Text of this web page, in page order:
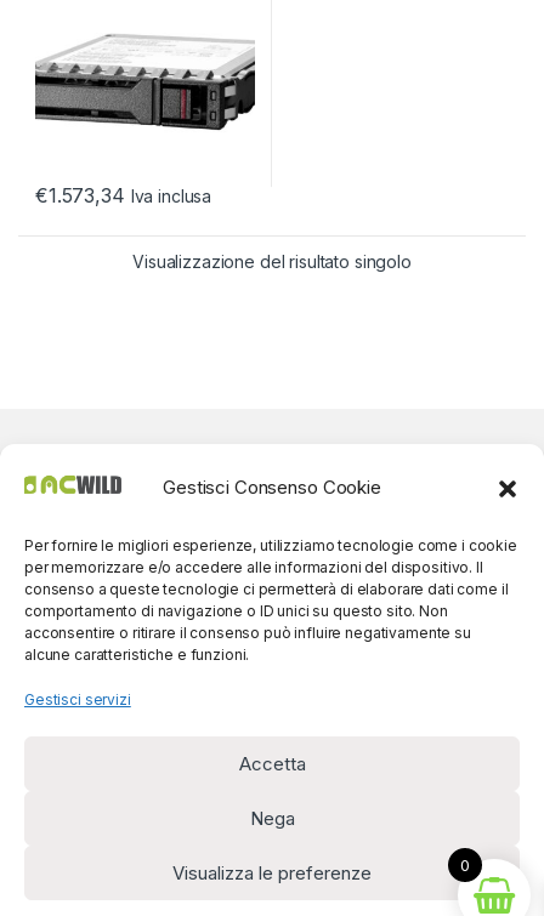
Gestisci Consenso Cookie
Per fornire le migliori esperienze, utilizziamo tecnologie come i cookie
per memorizzare e/o accedere alle informazioni del dispositivo. Il
consenso a queste tecnologie ci permetterà di elaborare dati come il
comportamento di navigazione o ID unici su questo sito. Non
acconsentire o ritirare il consenso può influire negativamente su
alcune caratteristiche e funzioni.
Gestisci servizi
Accetta
Nega
Visualizza le preferenze
€1.573,34 Iva inclusa
Visualizzazione del risultato singolo
disponibili!
(0039) 091
5607514
0